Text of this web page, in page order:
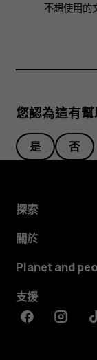
不想使用的
您認為這有幫
是 否
探索
關於
Planet and
支援
Facebook